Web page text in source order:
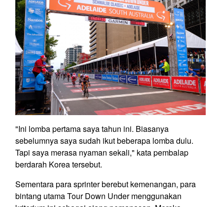
"Ini lomba pertama saya tahun ini. Biasanya
sebelumnya saya sudah ikut beberapa lomba dulu.
Tapi saya merasa nyaman sekali," kata pembalap
berdarah Korea tersebut.
Sementara para sprinter berebut kemenangan, para
bintang utama Tour Down Under menggunakan